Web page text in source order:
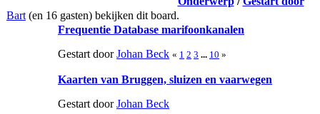
Bart (en 16 gasten) bekijken dit board.
Frequentie Database marifoonkanalen
Gestart doorJohan Beck « 1 2 3 ... 10 »
Kaarten van Bruggen, sluizen en vaarwegen
Gestart doorJohan Beck